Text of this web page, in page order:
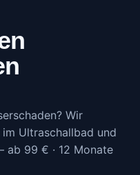
Wir
Ultraschallbad und
ab 99 € · 12 Monate